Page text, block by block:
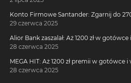
Konto Firmowe Santander: Zgarnij do
29 czerwca 2025
Alior Bank zaszalał: Aż 1200 zł w
darmowego konta!
28 czerwca 2025
MEGA HIT: Aż 1200 zł premii w gotówce
kartę kredytową Citi Simplicity
28 czerwca 2025